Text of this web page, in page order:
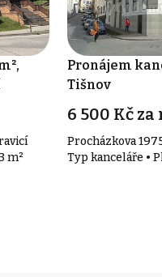
m²
Pronájem
Tišnov
6 500 Kč za
Procházkova
Typ kanceláře •